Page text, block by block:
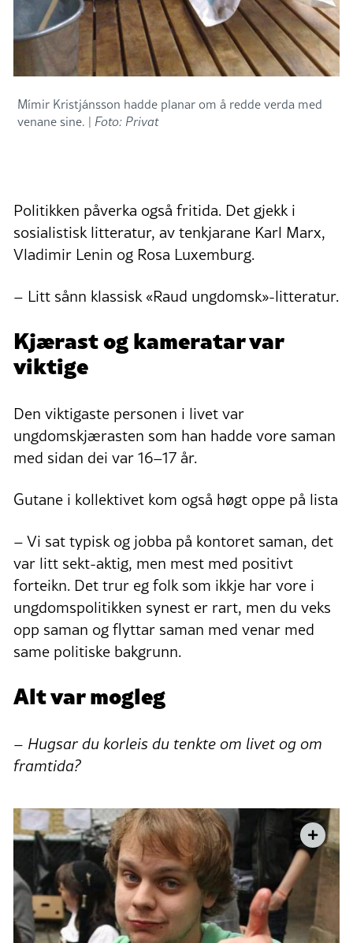
Mímir Kristjánsson hadde planar om å redde verda med
venane sine. | Foto: Privat
Politikken påverka også fritida. Det gjekk i
sosialistisk litteratur, av tenkjarane Karl Marx,
Vladimir Lenin og Rosa Luxemburg.
– Litt sånn klassisk «Raud ungdomsk»-litteratur.
Kjærast og kameratar var
viktige
Den viktigaste personen i livet var
ungdomskjærasten som han hadde vore saman
med sidan dei var 16–17 år.
Gutane i kollektivet kom også høgt oppe på lista
– Vi sat typisk og jobba på kontoret saman, det
var litt sekt-aktig, men mest med positivt
forteikn. Det trur eg folk som ikkje har vore i
ungdomspolitikken synest er rart, men du veks
opp saman og flyttar saman med venar med
same politiske bakgrunn.
Alt var mogleg
– Hugsar du korleis du tenkte om livet og om
framtida?